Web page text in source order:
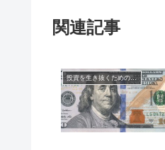
関連記事
投資を生き抜くための戦い